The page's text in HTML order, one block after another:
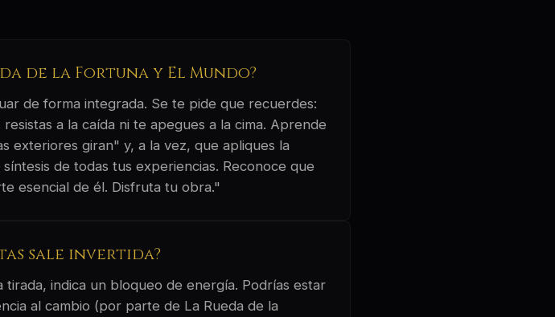
de la Fortuna y El Mundo?
de forma integrada. Se te pide que recuerdes:
a la caída ni te apegues a la cima. Aprende
exteriores giran" y, a la vez, que apliques la
de todas tus experiencias. Reconoce que
esencial de él. Disfruta tu obra."
sale invertida?
indica un bloqueo de energía. Podrías estar
al cambio (por parte de La Rueda de la